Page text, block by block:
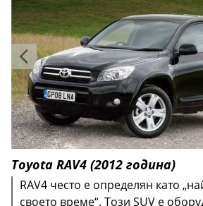
Toyota RAV4 (2012 година)
RAV4 често е определян като
своето време“. Този SUV е